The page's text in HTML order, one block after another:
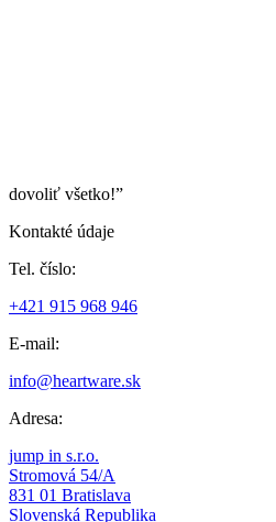
dovoliť všetko!”
Kontakté údaje
Tel. číslo:
+421 915 968 946
E-mail:
info@heartware.sk
Adresa:
jump in s.r.o.
Stromová 54/A
831 01 Bratislava
Slovenská Republika